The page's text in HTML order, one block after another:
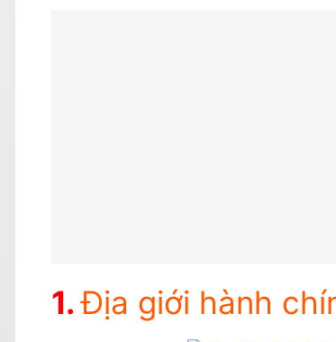
Địa giới hành